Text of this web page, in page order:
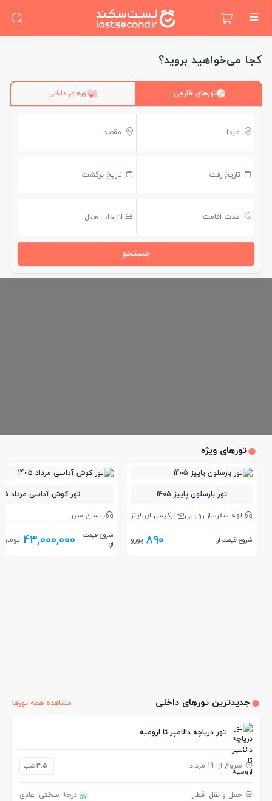
کجا می‌خواهید بروید؟
تورهای خارجی تورهای داخلی
مبدا مقصد
تاریخ رفت تاریخ برگشت
مدت اقامت انتخاب هتل
جستجو
تورهای ویژه
تور بارسلون پاییز 1405
الهه سفرساز رویایی ترکیش ایرلاینز
شروع قیمت از: 890 یورو
تور کوش آداسی مرداد 1405
بیسان سیر
شروع قیمت
از:
43,000,000 تومان
جدیدترین تورهای داخلی مشاهده همه تورها
تور دریاچه دالامپر تا ارومیه
شروع از: 19 مرداد 3.5 شب
حمل و نقل: قطار درجه سختی: عادی